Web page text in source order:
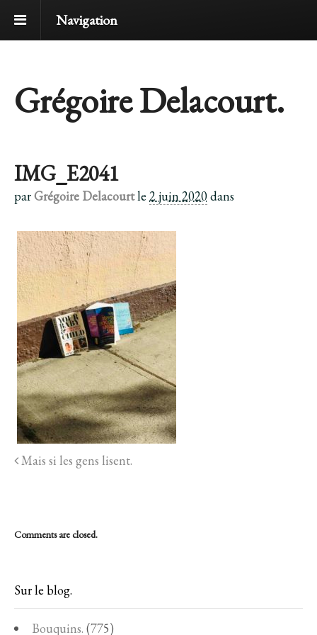
Navigation
Grégoire Delacourt.
IMG_E2041
parGrégoire Delacourtle 2 juin 2020dans
Mais si les gens lisent.
Comments are closed.
Sur le blog.
Bouquins. (775)